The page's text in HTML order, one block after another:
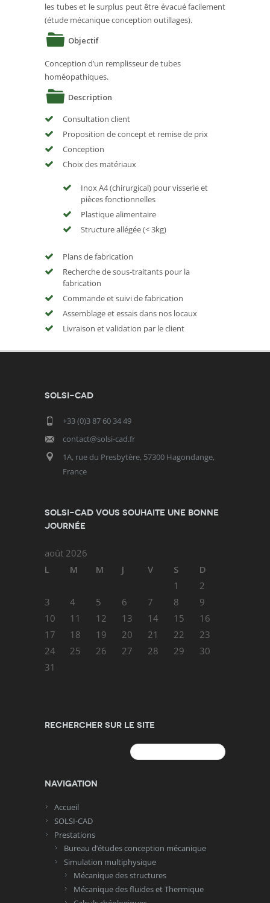
les tubes et le surplus peut être évacué facilement
(étude mécanique conception outillages).
Objectif
Conception d’un remplisseur de tubes
homéopathiques.
Description
Consultation client
Proposition de concept et remise de prix
Conception
Choix des matériaux
Inox A4 (chirurgical) pour visserie et
pièces fonctionnelles
Plastique alimentaire
Structure allégée (< 3kg)
Plans de fabrication
Recherche de sous-traitants pour la
fabrication
Commande et suivi de fabrication
Assemblage et essais dans nos locaux
Livraison et validation par le client
SOLSI-CAD
+33 (0)3 87 60 34 49
contact@solsi-cad.fr
1A, rue du Presbytère, 57300 Hagondange,
France
SOLSI-CAD vous souhaite une bonne
journée
août 2026
L
M M J V S
D
1
2
3
4 5 6 7 8
9
10
11 12 13 14 15
16
17
18 19 20 21 22
23
24
25 26 27 28 29
30
31
Rechercher sur le site
Navigation
Accueil
SOLSI-CAD
Prestations
Bureau d’études conception mécanique
Simulation multiphysique
Mécanique des structures
Mécanique des fluides et Thermique